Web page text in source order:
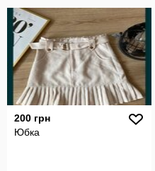
200 грн
Юбка